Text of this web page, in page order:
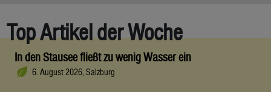
Top Artikel der Woche
In den Stausee fließt zu wenig Wasser ein
6. August 2026, Salzburg